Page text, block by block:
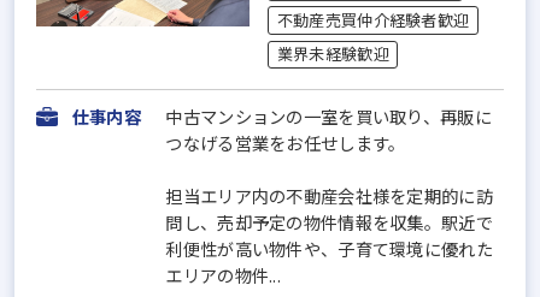
不動産売買仲介経験者歓迎
業界未経験歓迎
仕事内容
中古マンションの一室を買い取り、再販に
つなげる営業をお任せします。
担当エリア内の不動産会社様を定期的に訪
問し、売却予定の物件情報を収集。駅近で
利便性が高い物件や、子育て環境に優れた
エリアの物件...